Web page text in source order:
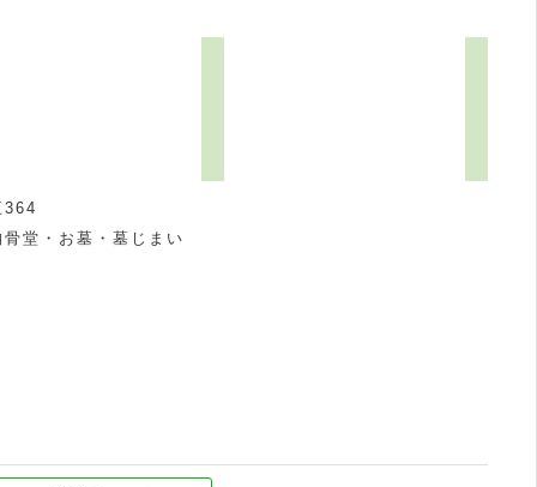
364
堂・お墓・墓じまい